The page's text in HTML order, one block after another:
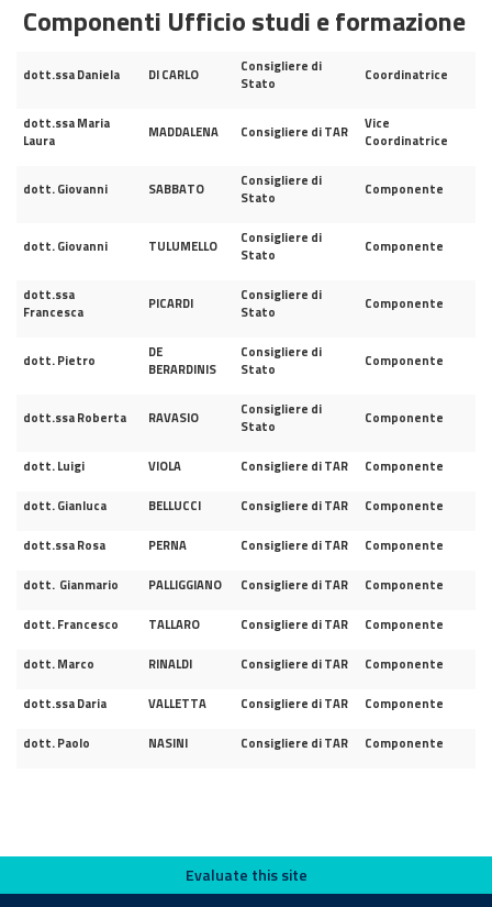
Componenti Ufficio studi e formazione
dott.ssa Daniela DI CARLO
Consigliere di
Stato
Coordinatrice
dott.ssa Maria
Laura
MADDALENA Consigliere di TAR
Vice
Coordinatrice
dott. Giovanni SABBATO
Consigliere di
Stato
Componente
dott. Giovanni TULUMELLO
Consigliere di
Stato
Componente
dott.ssa
Francesca
PICARDI
Consigliere di
Stato
Componente
dott. Pietro
DE
BERARDINIS
Consigliere di
Stato
Componente
dott.ssa Roberta RAVASIO
Consigliere di
Stato
Componente
dott. Luigi VIOLA Consigliere di TAR Componente
dott. Gianluca BELLUCCI Consigliere di TAR Componente
dott.ssa Rosa PERNA Consigliere di TAR Componente
dott. Gianmario PALLIGGIANO Consigliere di TAR Componente
dott. Francesco TALLARO Consigliere di TAR Componente
dott. Marco RINALDI Consigliere di TAR Componente
dott.ssa Daria VALLETTA Consigliere di TAR Componente
dott. Paolo NASINI Consigliere di TAR Componente
Evaluate this siteEvaluate this site